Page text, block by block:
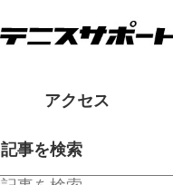
アクセス
記事を検索